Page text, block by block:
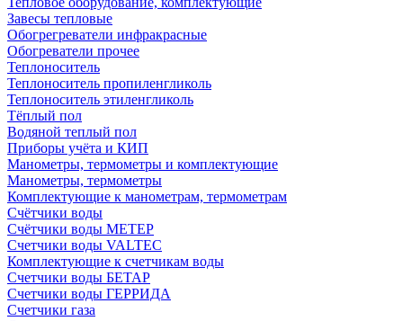
Завесы тепловые
Обогрегреватели инфракрасные
Обогреватели прочее
Теплоноситель
Теплоноситель пропиленгликоль
Теплоноситель этиленгликоль
Тёплый пол
Водяной теплый пол
Приборы учёта и КИП
Манометры, термометры и комплектующие
Манометры, термометры
Комплектующие к манометрам, термометрам
Счётчики воды
Счётчики воды МЕТЕР
Счетчики воды VALTEC
Комплектующие к счетчикам воды
Счетчики воды БЕТАР
Счетчики воды ГЕРРИДА
Счетчики газа